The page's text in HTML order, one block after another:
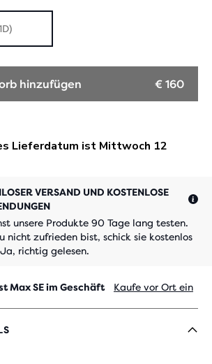
hinzufügen € 160
VERSAND UND KOSTENLOSE
unsere Produkte 90 Tage lang testen.
nicht zufrieden bist, schick sie kostenlos
richtig gelesen.
Max SE im Geschäft Kaufe vor Ort ein